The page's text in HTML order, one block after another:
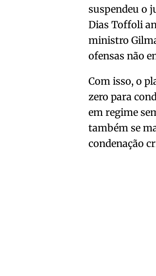
suspendeu o
Dias Toffoli
ministro
ofensas não
Com isso, o
zero para
em regime
também se
condenação